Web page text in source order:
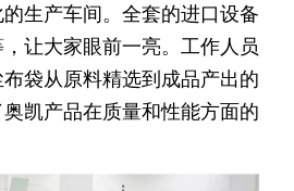
生产车间。全套的进口设备
让大家眼前一亮。工作人员
袋从原料精选到成品产出的
凯产品在质量和性能方面的